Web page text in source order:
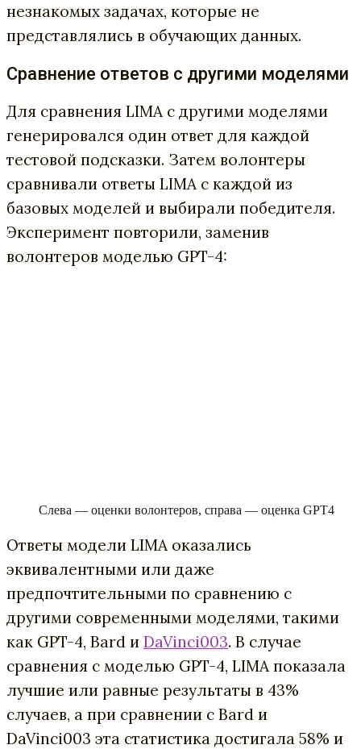
незнакомых задачах, которые не
представлялись в обучающих данных.
Сравнение ответов с другими моделями
Для сравнения LIMA с другими моделями
генерировался один ответ для каждой
тестовой подсказки. Затем волонтеры
сравнивали ответы LIMA с каждой из
базовых моделей и выбирали победителя.
Эксперимент повторили, заменив
волонтеров моделью GPT-4:
Слева — оценки волонтеров, справа — оценка GPT4
Ответы модели LIMA оказались
эквивалентными или даже
предпочтительными по сравнению с
другими современными моделями, такими
как GPT-4, Bard и DaVinci003. В случае
сравнения с моделью GPT-4, LIMA показала
лучшие или равные результаты в 43%
случаев, а при сравнении с Bard и
DaVinci003 эта статистика достигала 58% и